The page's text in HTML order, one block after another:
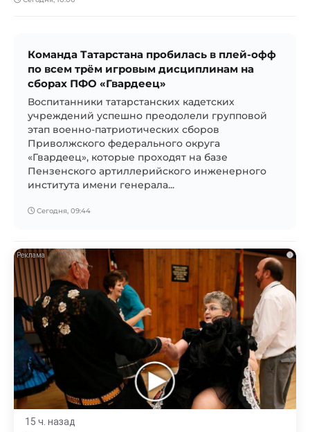
Команда Татарстана пробилась в плей-офф
по всем трём игровым дисциплинам на
сборах ПФО «Гвардеец»
Воспитанники татарстанских кадетских
учреждений успешно преодолели групповой
этап военно-патриотических сборов
Приволжского федерального округа
«Гвардеец», которые проходят на базе
Пензенского артиллерийского инженерного
института имени генерала...
Сегодня, 09:44
i
15 ч. назад